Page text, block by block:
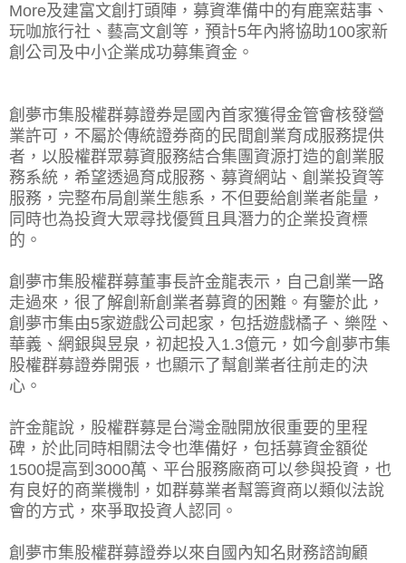
More及建富文創打頭陣，募資準備中的有鹿窯菇事、
玩咖旅行社、藝高文創等，預計5年內將協助100家新
創公司及中小企業成功募集資金。
創夢市集股權群募證券是國內首家獲得金管會核發營
業許可，不屬於傳統證券商的民間創業育成服務提供
者，以股權群眾募資服務結合集團資源打造的創業服
務系統，希望透過育成服務、募資網站、創業投資等
服務，完整布局創業生態系，不但要給創業者能量，
同時也為投資大眾尋找優質且具潛力的企業投資標
的。
創夢市集股權群募董事長許金龍表示，自己創業一路
走過來，很了解創新創業者募資的困難。有鑒於此，
創夢市集由5家遊戲公司起家，包括遊戲橘子、樂陞、
華義、網銀與昱泉，初起投入1.3億元，如今創夢市集
股權群募證券開張，也顯示了幫創業者往前走的決
心。
許金龍說，股權群募是台灣金融開放很重要的里程
碑，於此同時相關法令也準備好，包括募資金額從
1500提高到3000萬、平台服務廠商可以參與投資，也
有良好的商業機制，如群募業者幫籌資商以類似法說
會的方式，來爭取投資人認同。
創夢市集股權群募證券以來自國內知名財務諮詢顧